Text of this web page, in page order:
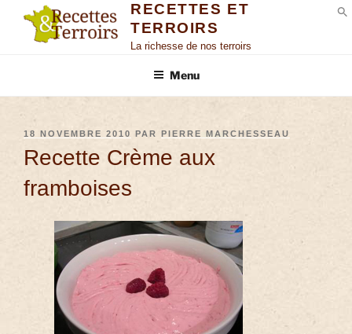
RECETTES ET
TERROIRS
La richesse de nos terroirs
Menu
18 NOVEMBRE 2010 PAR PIERRE MARCHESSEAU
Recette Crème aux
framboises